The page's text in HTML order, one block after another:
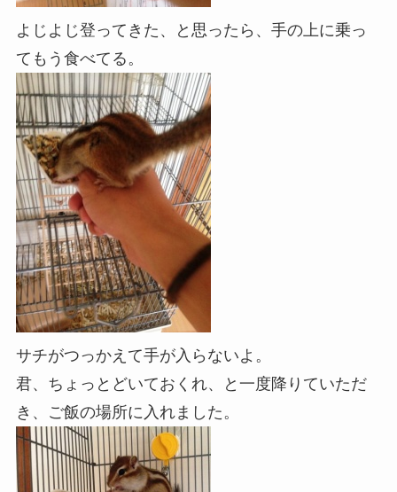
よじよじ登ってきた、と思ったら、手の上に乗っ
てもう食べてる。
サチがつっかえて手が入らないよ。
君、ちょっとどいておくれ、と一度降りていただ
き、ご飯の場所に入れました。